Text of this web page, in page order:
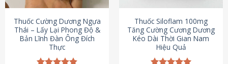
thể
chọn
trên
trang
sản
được
chọn
trên
trang
sản
Thuốc Cường Dương Ngựa
Thái – Lấy Lại Phong Độ &
Bản Lĩnh Đàn Ông Đích
Thực
Thuốc Siloflam 100mg
Tăng Cường Cương Dương
Kéo Dài Thời Gian Nam
Hiệu Quả